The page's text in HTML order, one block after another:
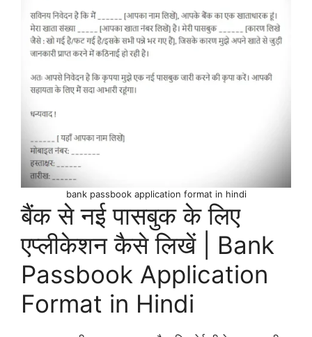
bank passbook application format in hindi
बैंक से नई पासबुक के लिए
एप्लीकेशन कैसे लिखें | Bank
Passbook Application
Format in Hindi